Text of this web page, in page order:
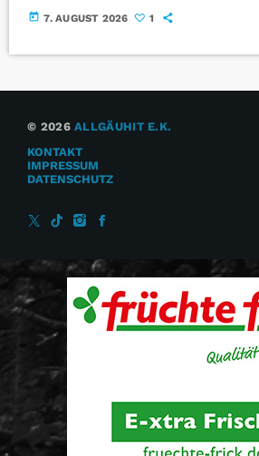
today 7. AUGUST 2026 1
© 2026ALLGÄUHIT E.K.
KONTAKT
IMPRESSUM
DATENSCHUTZ